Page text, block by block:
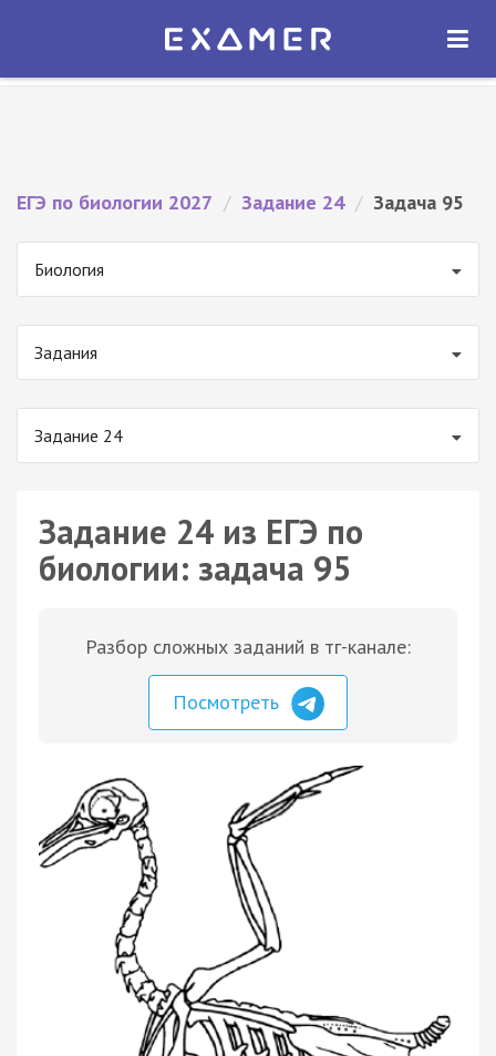
Экзамер — ЕГЭ 2027
ОТКРЫТЬ
ЕГЭ по биологии 2027 / Задание 24 / Задача 95
Биология
Задания
Задание 24
Задание 24 из ЕГЭ по
биологии: задача 95
Разбор сложных заданий в тг-канале:
Посмотреть